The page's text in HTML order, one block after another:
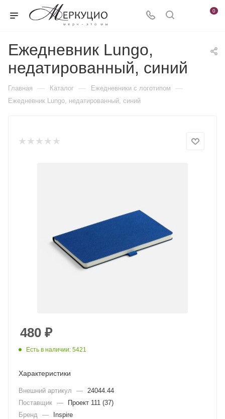
0
Ежедневник Lungo,
недатированный, синий
Главная — Каталог — Ежедневники c логотипом —
Ежедневник Lungo, недатированный, синий
480 ₽
Есть в наличии: 5421
Характеристики
Внешний артикул —
24044.44
Поставщик —
Проект 111 (37)
Бренд
—
Inspire